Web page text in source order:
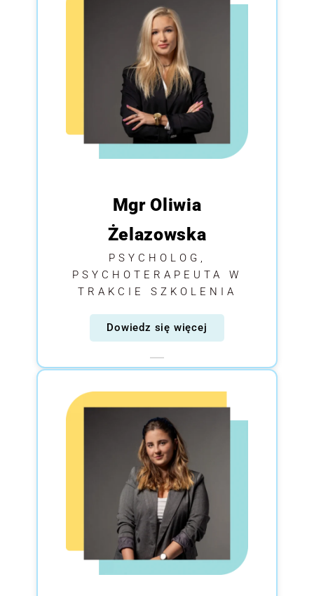
Mgr Oliwia
Żelazowska
PSYCHOLOG,
PSYCHOTERAPEUTA W
TRAKCIE SZKOLENIA
Dowiedz się więcej